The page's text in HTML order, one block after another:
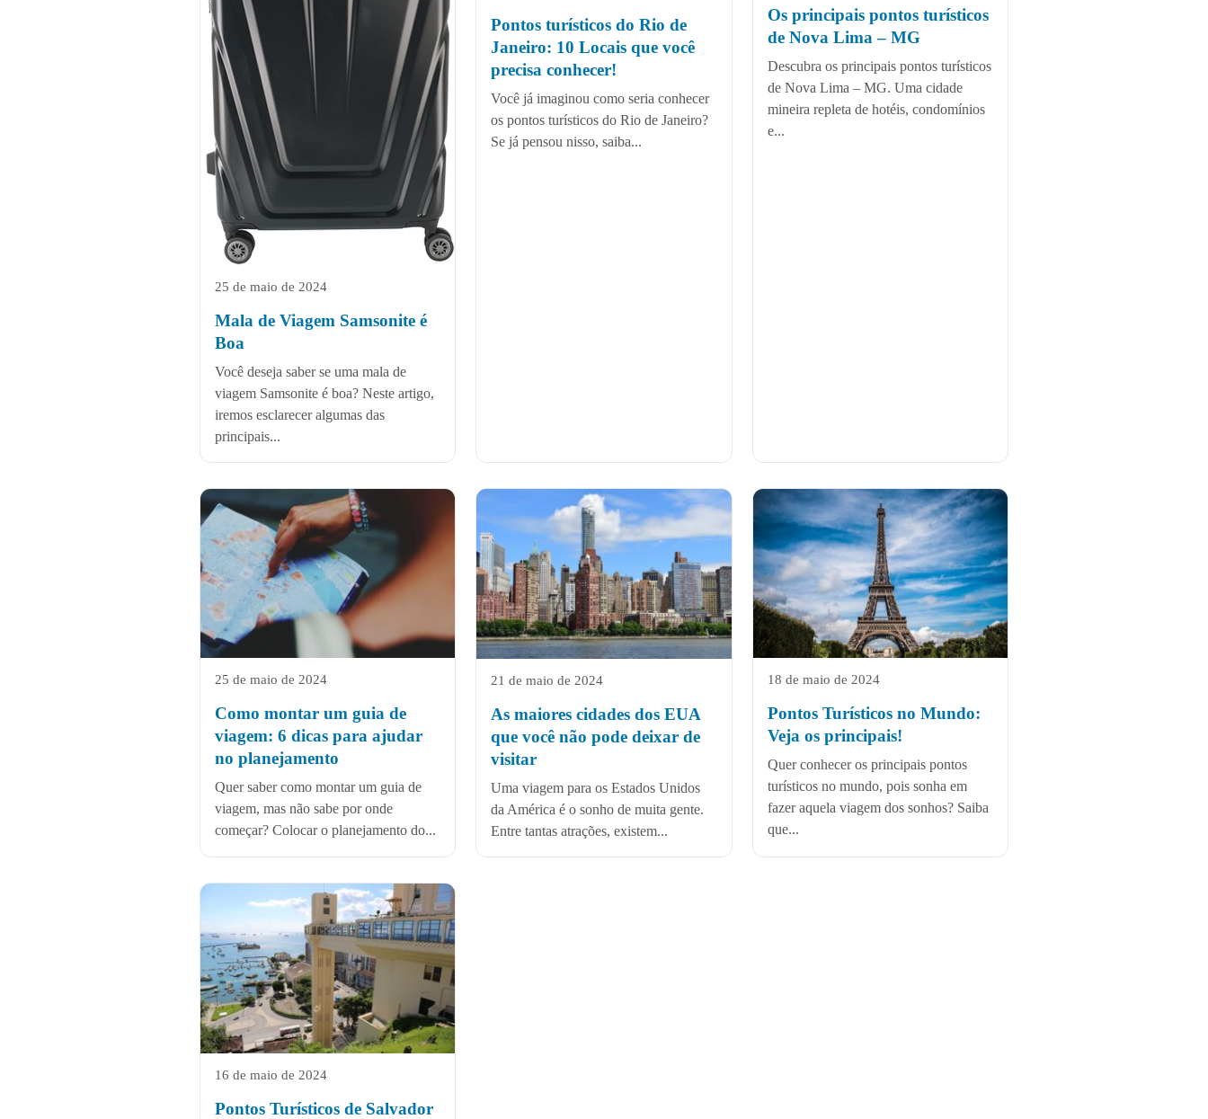
25 de maio de 2024
Mala de Viagem Samsonite é
Boa
Você deseja saber se uma mala de
viagem Samsonite é boa? Neste artigo,
iremos esclarecer algumas das
principais...
Pontos turísticos do Rio de
Janeiro: 10 Locais que você
precisa conhecer!
Você já imaginou como seria conhecer
os pontos turísticos do Rio de Janeiro?
Se já pensou nisso, saiba...
Os principais pontos turísticos
de Nova Lima – MG
Descubra os principais pontos turísticos
de Nova Lima – MG. Uma cidade
mineira repleta de hotéis, condomínios
e...
25 de maio de 2024
Como montar um guia de
viagem: 6 dicas para ajudar
no planejamento
Quer saber como montar um guia de
viagem, mas não sabe por onde
começar? Colocar o planejamento do...
21 de maio de 2024
As maiores cidades dos EUA
que você não pode deixar de
visitar
Uma viagem para os Estados Unidos
da América é o sonho de muita gente.
Entre tantas atrações, existem...
18 de maio de 2024
Pontos Turísticos no Mundo:
Veja os principais!
Quer conhecer os principais pontos
turísticos no mundo, pois sonha em
fazer aquela viagem dos sonhos? Saiba
que...
16 de maio de 2024
Pontos Turísticos de Salvador